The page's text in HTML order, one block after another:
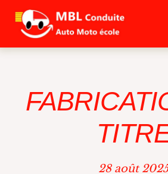
Aller
contenu
28 août 2025